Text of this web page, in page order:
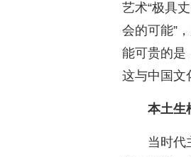
艺术“极具
会的可能”
能可贵的是
这与中国文
本土生
当时代